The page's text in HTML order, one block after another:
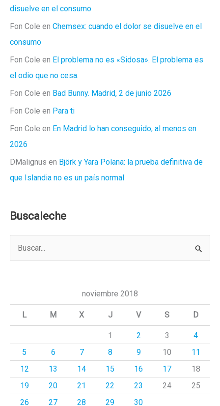
disuelve en el consumo
Fon Cole en Chemsex: cuando el dolor se disuelve en el
consumo
Fon Cole en El problema no es «Sidosa». El problema es
el odio que no cesa.
Fon Cole en Bad Bunny. Madrid, 2 de junio 2026
Fon Cole en Para ti
Fon Cole en En Madrid lo han conseguido, al menos en
2026
DMalignus en Björk y Yara Polana: la prueba definitiva de
que Islandia no es un país normal
Buscaleche
a
noviembre 2018
L M X J V S D
1 2 3
4
5
6 7 8 9 10
11
12
13 14 15 16 17
18
19
20 21 22 23 24
25
26
27 28 29 30